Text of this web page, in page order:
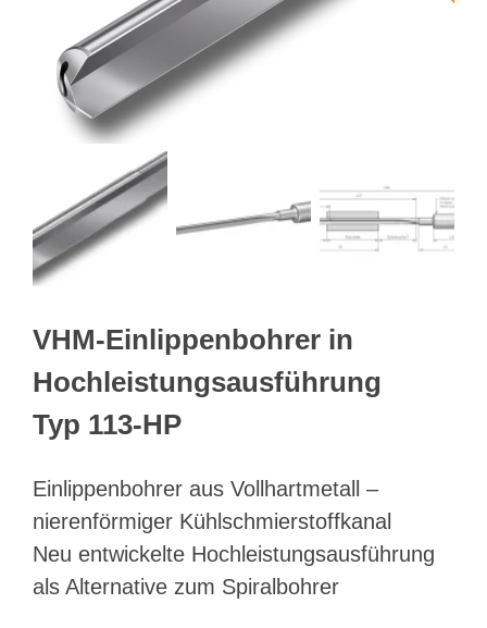
Webshop
Kundenportal
Deutsch
Suche
VHM-Einlippenbohrer in
Hochleistungsausführung
Typ 113-HP
Einlippenbohrer aus Vollhartmetall –
nierenförmiger Kühlschmierstoffkanal
Neu entwickelte Hochleistungsausführung
als Alternative zum Spiralbohrer